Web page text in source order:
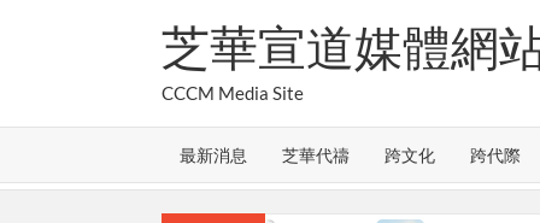
芝華宣道媒體網
CCCM Media Site
最新消息 芝華代禱 跨文化 跨代際